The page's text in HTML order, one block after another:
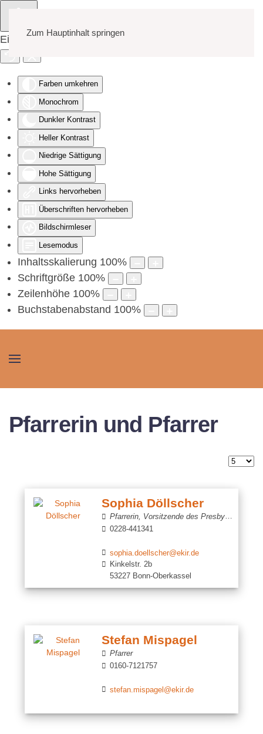
Eingabehilfen öffnen
Farben umkehren
Monochrom
Dunkler Kontrast
Heller Kontrast
Niedrige Sättigung
Hohe Sättigung
Links hervorheben
Überschriften hervorheben
Bildschirmleser
Lesemodus
Inhaltsskalierung 100%
Schriftgröße 100%
Zeilenhöhe 100%
Buchstabenabstand 100%
Zum Hauptinhalt springen
Pfarrerin und Pfarrer
Sophia Döllscher
Pfarrerin, Vorsitzende des Presbyteriums
0228-441341
sophia.doellscher@ekir.de
Kinkelstr. 2b
53227 Bonn-Oberkassel
Stefan Mispagel
Pfarrer
0160-7121757
stefan.mispagel@ekir.de